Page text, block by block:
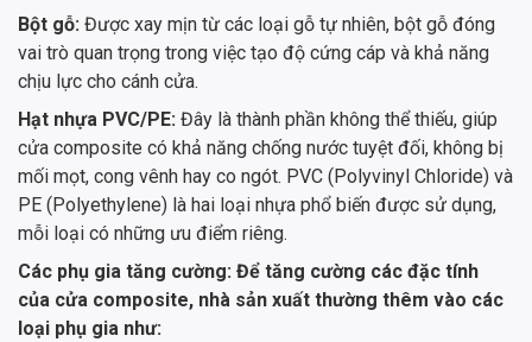
Bột gỗ: Được xay mịn từ các loại gỗ tự nhiên, bột gỗ đóng
vai trò quan trọng trong việc tạo độ cứng cáp và khả năng
chịu lực cho cánh cửa.
Hạt nhựa PVC/PE: Đây là thành phần không thể thiếu, giúp
cửa composite có khả năng chống nước tuyệt đối, không bị
mối mọt, cong vênh hay co ngót. PVC (Polyvinyl Chloride) và
PE (Polyethylene) là hai loại nhựa phổ biến được sử dụng,
mỗi loại có những ưu điểm riêng.
Các phụ gia tăng cường: Để tăng cường các đặc tính
của cửa composite, nhà sản xuất thường thêm vào các
loại phụ gia như: